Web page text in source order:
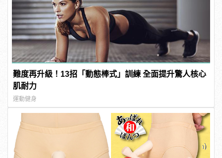
難度再升級！13招「動態棒式」訓練 全面提升驚人核心
肌耐力
運動健身